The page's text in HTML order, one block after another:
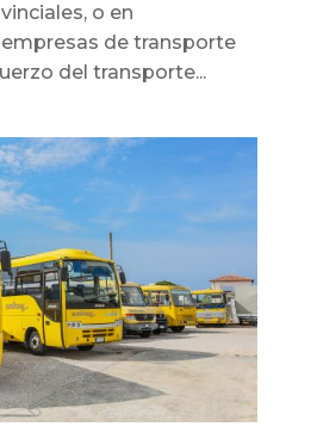
o en
de transporte
del transporte...